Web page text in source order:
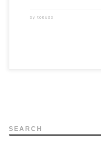
by tokudo
SEARCH